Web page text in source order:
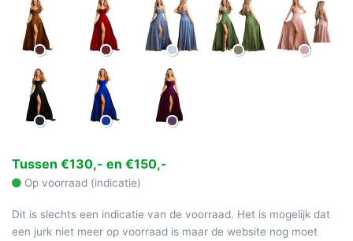
Tussen €130,- en €150,-
Op voorraad (indicatie)
Dit is slechts een indicatie van de voorraad. Het is mogelijk dat
een jurk niet meer op voorraad is maar de website nog moet